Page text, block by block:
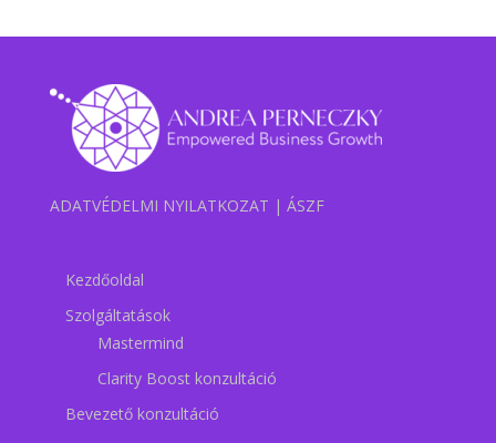
ADATVÉDELMI NYILATKOZAT | ÁSZF
Kezdőoldal
Szolgáltatások
Mastermind
Clarity Boost konzultáció
Bevezető konzultáció